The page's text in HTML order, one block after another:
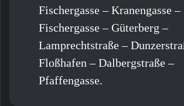
Fischergasse – Kranengasse –
Fischergasse – Güterberg –
Lamprechtstraße –
Floßhafen – Dalbergstraße –
Pfaffengasse.